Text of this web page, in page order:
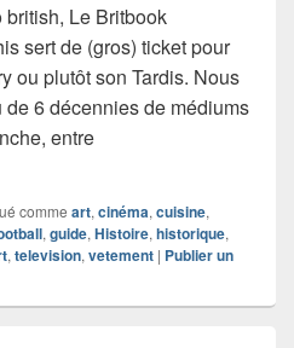
Le Britbook
sert de (gros) ticket pour
ou plutôt son Tardis. Nous
6 décennies de médiums
entre
livre documentaire Le
comme art, cinéma, cuisine,
, guide, Histoire, historique,
, television, vetement | Publier un